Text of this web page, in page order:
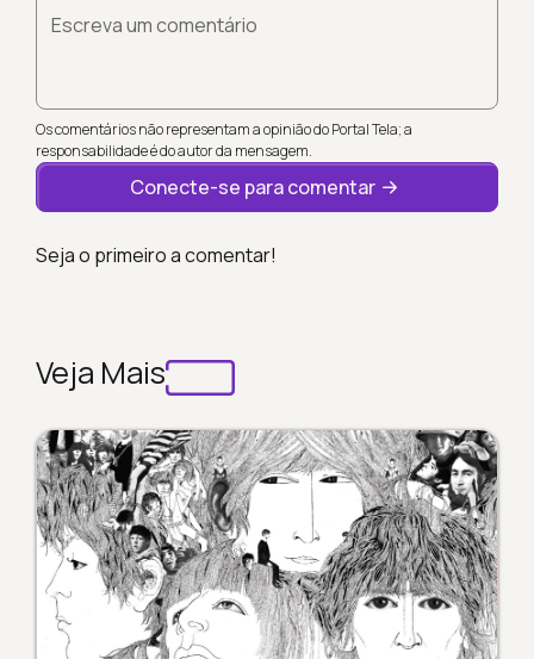
Escreva um comentário
Os comentários não representam a opinião do Portal Tela; a
responsabilidade é do autor da mensagem.
Conecte-se para comentar
Seja o primeiro a comentar!
Veja Mais